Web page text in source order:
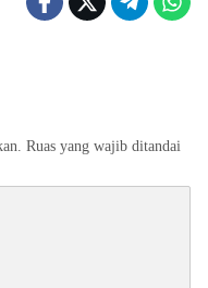
Ruas yang wajib ditandai